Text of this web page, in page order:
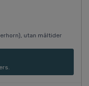
utan måltider